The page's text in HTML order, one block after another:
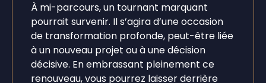
À mi-parcours, un tournant marquant
pourrait survenir. Il s’agira d’une occasion
de transformation profonde, peut-être liée
à un nouveau projet ou à une décision
décisive. En embrassant pleinement ce
renouveau, vous pourrez laisser derrière